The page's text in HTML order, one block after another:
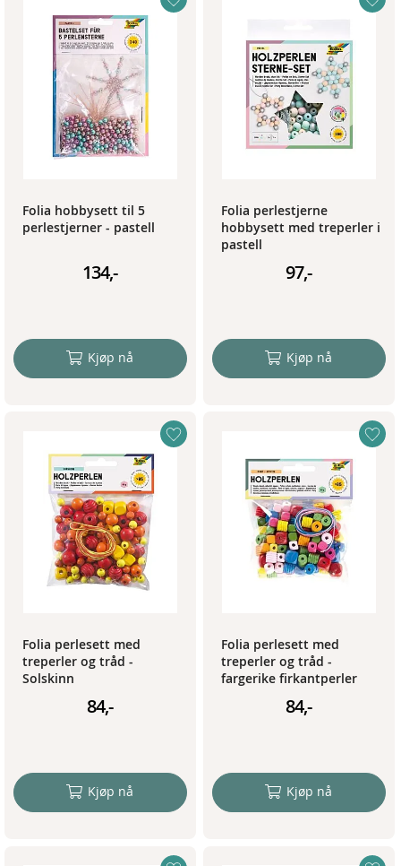
Folia hobbysett til 5
perlestjerner - pastell
134,-
Kjøp nå
Folia perlestjerne
hobbysett med treperler i
pastell
97,-
Kjøp nå
Folia perlesett med
treperler og tråd -
Solskinn
84,-
Kjøp nå
Folia perlesett med
treperler og tråd -
fargerike firkantperler
84,-
Kjøp nå